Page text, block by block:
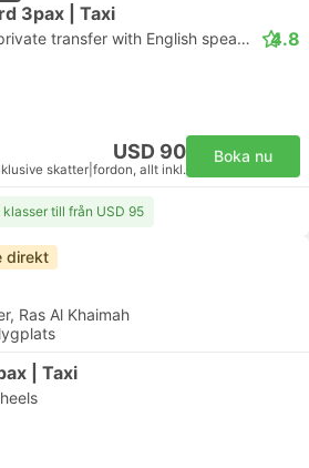
3pax | Taxi
Daytrip private transfer with English speaking driver 4.8
USD 90
skatter fordon, allt inkl.
Boka nu
klasser till från USD 95
direkt
Ras Al Khaimah
| Taxi